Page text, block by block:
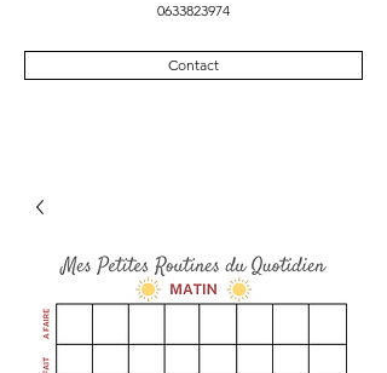
0633823974
Contact